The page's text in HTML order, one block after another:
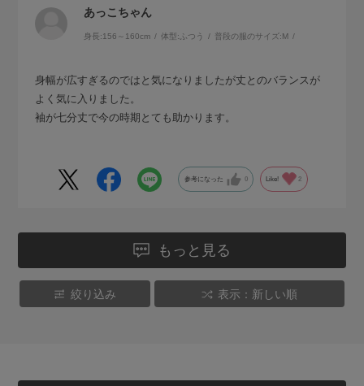
あっこちゃん
身長:156～160cm 体型:ふつう 普段の服のサイズ:M
身幅が広すぎるのではと気になりましたが丈とのバランスが
よく気に入りました。
袖が七分丈で今の時期とても助かります。
参考になった 0 Like! 2
もっと見る
絞り込み 表示：新しい順